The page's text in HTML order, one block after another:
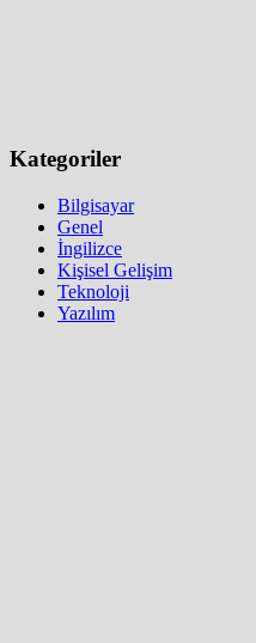
Kategoriler
Bilgisayar
Genel
İngilizce
Kişisel Gelişim
Teknoloji
Yazılım